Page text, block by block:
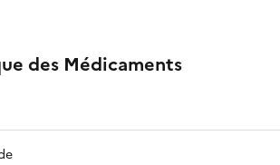
des Médicaments